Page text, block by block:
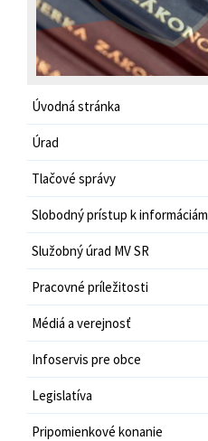
Úvodná stránka
Úrad
Tlačové správy
Slobodný prístup k informáciám
Služobný úrad MV SR
Pracovné príležitosti
Médiá a verejnosť
Infoservis pre obce
Legislatíva
Pripomienkové konanie